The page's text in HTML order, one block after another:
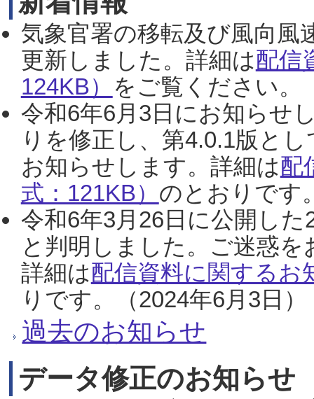
気象官署の移転及び風向風
更新しました。詳細は配信
124KB） をご覧ください。
令和6年6月3日にお知らせ
りを修正し、第4.0.1版と
お知らせします。詳細は配
式：121KB） のとおりです
令和6年3月26日に公開し
と判明しました。ご迷惑
詳細は配信資料に関するお
りです。（2024年6月3日）
過去のお知らせ
データ修正のお知らせ